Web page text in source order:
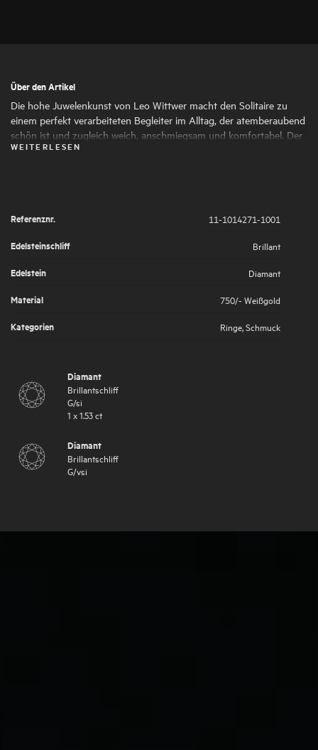
Über den Artikel
Die hohe Juwelenkunst von Leo Wittwer macht den Solitaire zu
einem perfekt verarbeiteten Begleiter im Alltag, der atemberaubend
schön ist und zugleich weich, anschmiegsam und komfortabel. Der
Brillant und die atemberaubende Pavé-Ringschiene verschmelzen
WEITERLESEN
Referenznr.
11-1014271-1001
Edelsteinschliff
Brillant
Edelstein
Diamant
Material
750/- Weißgold
Kategorien
Ringe,Schmuck
Diamant
Brillantschliff
G/si
1 x1.53ct
Diamant
Brillantschliff
G/vsi